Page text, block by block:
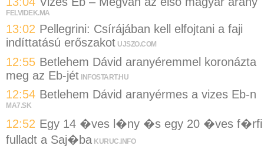
FELVIDEK.MA
13:02 Pellegrini: Csírájában kell elfojtani a faji
indíttatású erőszakot UJSZO.COM
12:55 Betlehem Dávid aranyéremmel koronázta
meg az Eb-jét INFOSTART.HU
12:54 Betlehem Dávid aranyérmes a vizes Eb-n
MA7.SK
12:52 Egy 14 �ves l�ny �s egy 20 �ves f�rfi
fulladt a Saj�ba KURUC.INFO